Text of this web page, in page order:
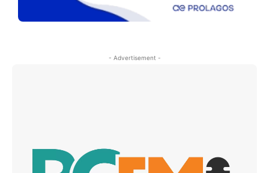
- Advertisement -